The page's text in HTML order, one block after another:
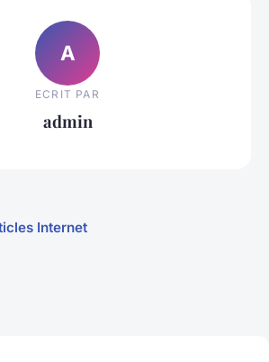
A
ECRIT PAR
admin
Internet